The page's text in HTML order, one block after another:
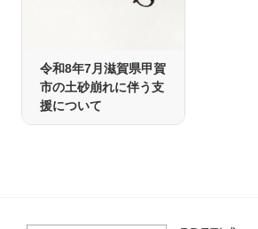
令和8年7月滋賀県甲賀
市の土砂崩れに伴う支
援について